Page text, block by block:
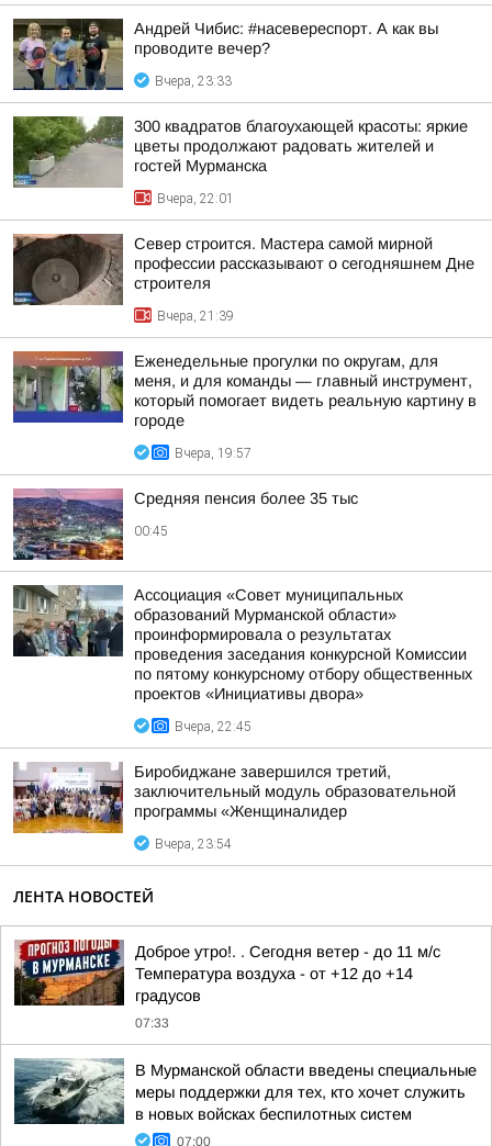
Андрей Чибис: #насевереспорт. А как вы
проводите вечер?
Вчера, 23:33
300 квадратов благоухающей красоты: яркие
цветы продолжают радовать жителей и
гостей Мурманска
Вчера, 22:01
Север строится. Мастера самой мирной
профессии рассказывают о сегодняшнем Дне
строителя
Вчера, 21:39
Еженедельные прогулки по округам, для
меня, и для команды — главный инструмент,
который помогает видеть реальную картину в
городе
Вчера, 19:57
Средняя пенсия более 35 тыс
00:45
Ассоциация «Совет муниципальных
образований Мурманской области»
проинформировала о результатах
проведения заседания конкурсной Комиссии
по пятому конкурсному отбору общественных
проектов «Инициативы двора»
Вчера, 22:45
Биробиджане завершился третий,
заключительный модуль образовательной
программы «Женщиналидер
Вчера, 23:54
ЛЕНТА НОВОСТЕЙ
Доброе утро!. . Сегодня ветер - до 11 м/с
Температура воздуха - от +12 до +14
градусов
07:33
В Мурманской области введены специальные
меры поддержки для тех, кто хочет служить
в новых войсках беспилотных систем
07:00